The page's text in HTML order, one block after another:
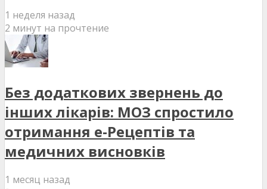
1 неделя назад
2 минут на прочтение
Без додаткових звернень до
інших лікарів: МОЗ спростило
отримання е-Рецептів та
медичних висновків
1 месяц назад